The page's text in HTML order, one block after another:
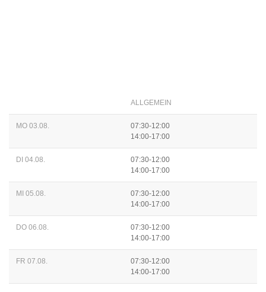
ALLGEMEIN
MO 03.08.
07:30-12:00
14:00-17:00
DI 04.08.
07:30-12:00
14:00-17:00
MI 05.08.
07:30-12:00
14:00-17:00
DO 06.08.
07:30-12:00
14:00-17:00
FR 07.08.
07:30-12:00
14:00-17:00